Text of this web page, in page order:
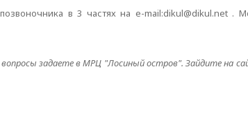
в 3 частях на e-mail:dikul@dikul.net .
задаете в МРЦ "Лосиный остров". Зайдите на